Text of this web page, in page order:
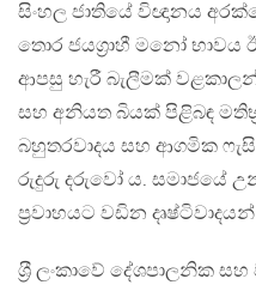
සිංහල ජාතියේ විඥානය
තොර ජයග‍්‍රාහී මනෝ භාවය
ආපසු හැරී බැලීමක්
සහ අනියත බියක් පිළිබඳ
බහුතරවාදය සහ ආගමික
රුදුරු දරුවෝ ය. සමාජයේ
ප‍්‍රවාහයට වඩින
ශ‍්‍රී ලංකාවේ දේශපාලනික සහ